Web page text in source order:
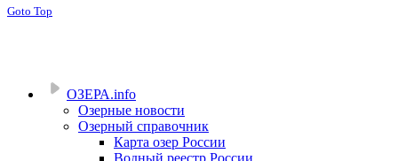
Goto Top
ОЗЕРА.info
Озерные новости
Озерный справочник
Карта озер России